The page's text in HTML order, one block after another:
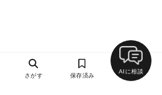
さがす 保存済み
AIに相談